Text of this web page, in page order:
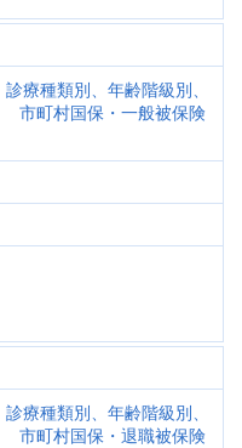
種類別、年齢階級別、
市町村国保・一般被保険
種類別、年齢階級別、
市町村国保・退職被保険